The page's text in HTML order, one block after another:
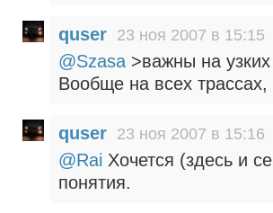
quser 23 ноя 2007 в 15:15
@Szasa >важны на
Вообще на всех
quser 23 ноя 2007 в 15:16
@Rai Хочется (здесь и
понятия.